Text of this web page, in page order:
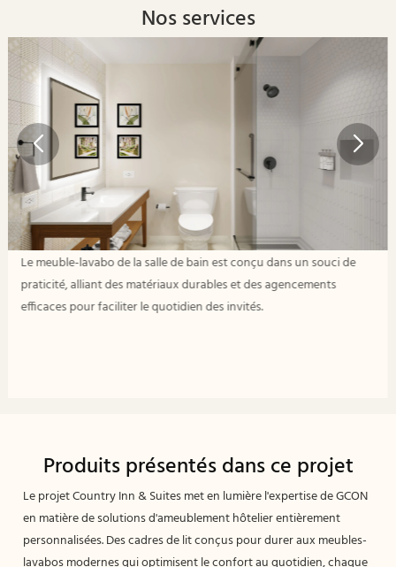
Nos services
Le meuble-lavabo de la salle de bain est conçu dans un souci de
praticité, alliant des matériaux durables et des agencements
efficaces pour faciliter le quotidien des invités.
Produits présentés dans ce projet
Le projet Country Inn & Suites met en lumière l'expertise de GCON
en matière de solutions d'ameublement hôtelier entièrement
personnalisées. Des cadres de lit conçus pour durer aux meubles-
lavabos modernes qui optimisent le confort au quotidien, chaque